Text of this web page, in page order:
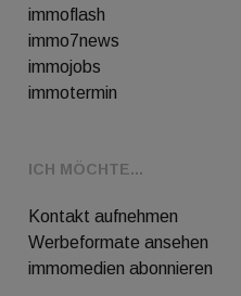
immoflash
immo7news
immojobs
immotermin
ICH MÖCHTE...
Kontakt aufnehmen
Werbeformate ansehen
immomedien abonnieren